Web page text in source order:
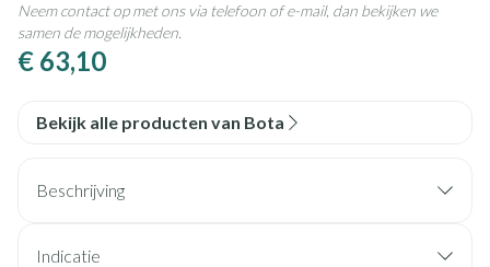
€ 63,10
Neem contact op met ons via telefoon of e-mail, dan bekijken we
samen de mogelijkheden.
Bekijk alle producten van Bota
Beschrijving
Indicatie